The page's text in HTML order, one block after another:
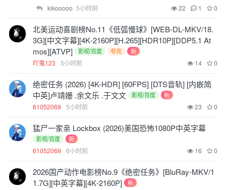
kikooooo 5小时前 22 1 0
北美运动喜剧榜No.11《低弧慢球》[WEB‑DL‑MKV/18.
3G][中文字幕][4K‑2160P][H.265][HDR10P][DDP5.1 At
mos][ATVP]
影视/百度 夸克 新
吖鬼123 5小时前 14 0
绝密任务 (2026) [4K-HDR] [60FPS] [DTS音轨] [内嵌简
中英]卢靖姗 .余文乐 .于文文
影视/百度 新
61052069 5小时前 23 0
猛尸一家亲 Lockbox (2026)美国恐怖1080P中英字幕
影视/百度 新
61052069 6小时前 16 0
2026国产动作电影榜No.9《绝密任务》[BluRay‑MKV/1
1.7G][中英字幕][4K‑2160P]
新